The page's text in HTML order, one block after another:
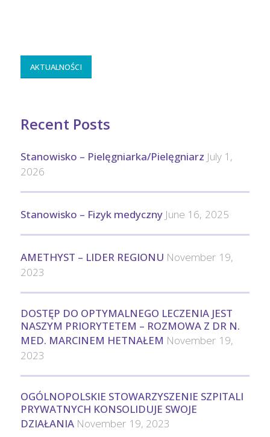
AKTUALNOŚCI
Recent Posts
Stanowisko – Pielęgniarka/Pielęgniarz July 1,
2026
Stanowisko – Fizyk medyczny June 16, 2025
AMETHYST – LIDER REGIONU November 19,
2023
DOSTĘP DO OPTYMALNEGO LECZENIA JEST
NASZYM PRIORYTETEM – ROZMOWA Z DR N.
MED. MARCINEM HETNAŁEM November 19,
2023
OGÓLNOPOLSKIE STOWARZYSZENIE SZPITALI
PRYWATNYCH KONSOLIDUJE SWOJE
DZIAŁANIA November 19, 2023